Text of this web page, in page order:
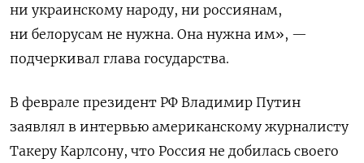
ни украинскому народу, ни россиянам,
ни белорусам не нужна. Она нужна им», —
подчеркивал глава государства.
В феврале президент РФ Владимир Путин
заявлял в интервью американскому журналисту
Такеру Карлсону, что Россия не добилась своего